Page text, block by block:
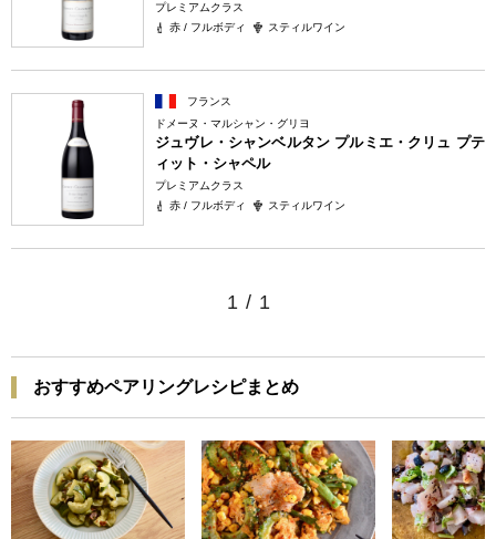
プレミアムクラス
赤 / フルボディ
スティルワイン
フランス
ドメーヌ・マルシャン・グリヨ
ジュヴレ・シャンベルタン プルミエ・クリュ プテ
ィット・シャペル
プレミアムクラス
赤 / フルボディ
スティルワイン
1 / 1
おすすめペアリングレシピまとめ